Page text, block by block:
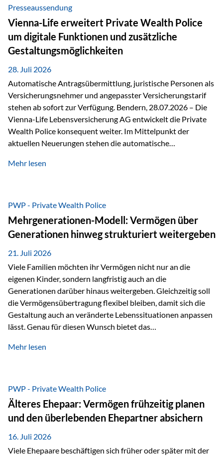
administrative Aufgaben, beschleunigen Abläufe und
schaffen mehr Zeit für das Wesentliche: die persönliche
Beratung. Gerade deshalb wird die individuelle Betreuung
zum entscheidenden Erfolgsfaktor. Technologie kann
unterstützen, Vertrauen entsteht jedoch weiterhin im
persönlichen Gespräch. Bei der Vienna-Life reagieren…
Presseaussendung
Vienna-Life erweitert Private Wealth Police
um digitale Funktionen und zusätzliche
Gestaltungsmöglichkeiten
28. Juli 2026
Automatische Antragsübermittlung, juristische Personen als
Versicherungsnehmer und angepasster Versicherungstarif
stehen ab sofort zur Verfügung. Bendern, 28.07.2026 – Die
Vienna-Life Lebensversicherung AG entwickelt die Private
Wealth Police konsequent weiter. Im Mittelpunkt der
aktuellen Neuerungen stehen die automatische
als Versicherungsnehmer einzusetzen, sowie eine
Abwicklung für Vertriebspartner deutlich effizienter
gestaltet. Anträge werden direkt elektronisch übermittelt,
Medienbrüche reduziert und die weitere Bearbeitung
beschleunigt. Ab sofort können auch juristische Personen,
wie Kapitalgesellschaften oder Stiftungen, als
Versicherungsnehmer eingesetzt werden. Damit erweitert
die Vienna-Life die Einsatzmöglichkeiten der Private Wealth
Police insbesondere für…
Mehr lesen
PWP - Private Wealth Police
Mehrgenerationen-Modell: Vermögen über
Generationen hinweg strukturiert weitergeben
21. Juli 2026
Viele Familien möchten ihr Vermögen nicht nur an die
eigenen Kinder, sondern langfristig auch an die
Generationen darüber hinaus weitergeben. Gleichzeitig soll
die Vermögensübertragung flexibel bleiben, damit sich die
Gestaltung auch an veränderte Lebenssituationen anpassen
lässt. Genau für diesen Wunsch bietet das
Vienna-Life eine interessante Lösung. Es ermöglicht,
Ausgangssituation Stellen Sie sich folgende Familie vor: Die
Großeltern haben über viele Jahre Vermögen aufgebaut. Ihr
Wunsch ist es, dieses Vermögen nicht nur den eigenen
Kindern, sondern langfristig auch den Enkeln zukommen zu…
Mehr lesen
PWP - Private Wealth Police
Älteres Ehepaar: Vermögen frühzeitig planen
und den überlebenden Ehepartner absichern
16. Juli 2026
Viele Ehepaare beschäftigen sich früher oder später mit der